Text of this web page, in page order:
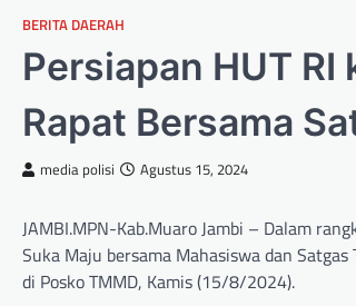
BERITA DAERAH
Persiapan HUT
Rapat Bersama
media polisi Agustus 15, 2024
JAMBI.MPN-Kab.Muaro Jambi – Dalam
Suka Maju bersama Mahasiswa dan
di Posko TMMD, Kamis (15/8/2024).